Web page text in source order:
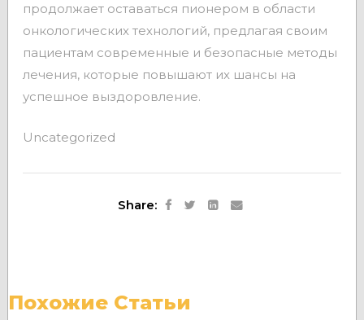
продолжает оставаться пионером в области
онкологических технологий, предлагая своим
пациентам современные и безопасные методы
лечения, которые повышают их шансы на
успешное выздоровление.
Uncategorized
Share:
Похожие Статьи